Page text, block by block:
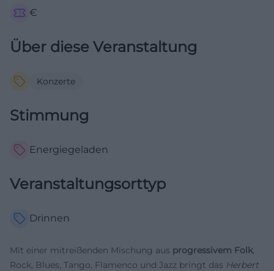
€
Über diese Veranstaltung
Konzerte
Stimmung
Energiegeladen
Veranstaltungsorttyp
Drinnen
Mit einer mitreißenden Mischung aus progressivem Folk,
Rock, Blues, Tango, Flamenco und Jazz bringt das Herbert